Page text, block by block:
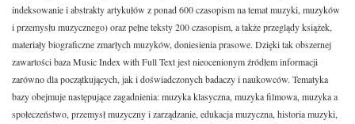
indeksowanie i abstrakty artykułów z ponad 600 czasopism na temat muzyki, muzyków
i przemysłu muzycznego) oraz pełne teksty 200 czasopism, a także przeglądy książek,
materiały biograficzne zmarłych muzyków, doniesienia prasowe. Dzięki tak obszernej
zawartości baza Music Index with Full Text jest nieocenionym źródłem informacji
zarówno dla początkujących, jak i doświadczonych badaczy i naukowców. Tematyka
bazy obejmuje następujące zagadnienia: muzyka klasyczna, muzyka filmowa, muzyka a
społeczeństwo, przemysł muzyczny i zarządzanie, edukacja muzyczna, historia muzyki,